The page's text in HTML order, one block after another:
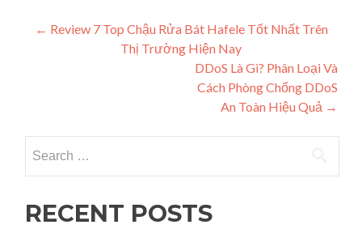
Post navigation
← Review 7 Top Chậu Rửa Bát Hafele Tốt Nhất Trên
Thị Trường Hiện Nay
DDoS Là Gì? Phân Loại Và
Cách Phòng Chống DDoS
An Toàn Hiệu Quả →
RECENT POSTS